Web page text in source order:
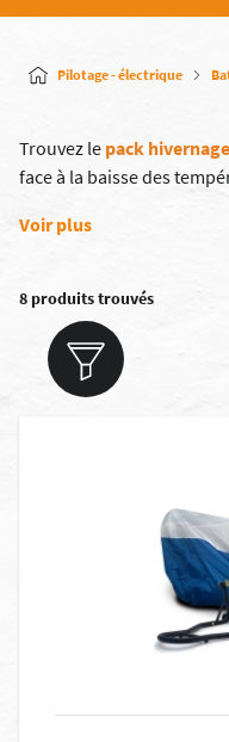
Pilotage - électrique
Trouvez le pack hivernage
face à la baisse des
Voir plus
8 produits trouvés